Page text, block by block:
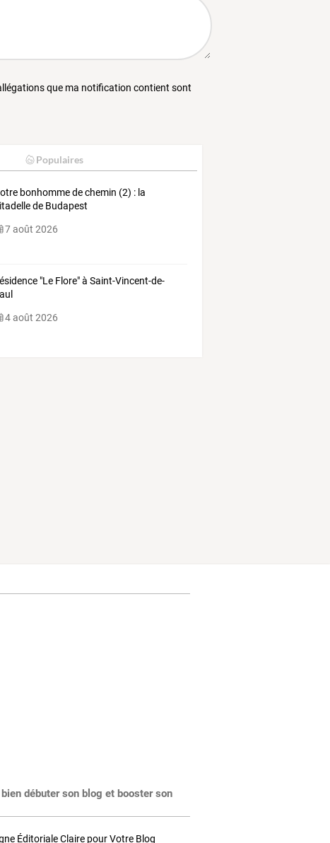
que ma notification contient sont
Populaires
bonhomme de chemin (2) : la
de Budapest
7 août 2026
"Le Flore" à Saint-Vincent-de-
4 août 2026
débuter son blog et booster son
Éditoriale Claire pour Votre Blog